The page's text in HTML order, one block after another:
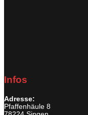
Infos
Adresse:
Pfaffenhäule 8